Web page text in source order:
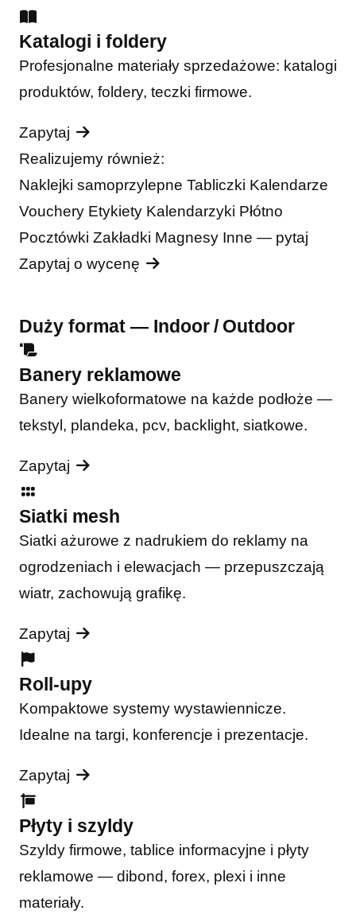
Katalogi i foldery
Profesjonalne materiały sprzedażowe: katalogi
produktów, foldery, teczki firmowe.
Zapytaj
Realizujemy również:
Naklejki samoprzylepne Tabliczki Kalendarze
Vouchery Etykiety Kalendarzyki Płótno
Pocztówki Zakładki Magnesy Inne — pytaj
Zapytaj o wycenę
Duży format — Indoor / Outdoor
Banery reklamowe
Banery wielkoformatowe na każde podłoże —
tekstyl, plandeka, pcv, backlight, siatkowe.
Zapytaj
Siatki mesh
Siatki ażurowe z nadrukiem do reklamy na
ogrodzeniach i elewacjach — przepuszczają
wiatr, zachowują grafikę.
Zapytaj
Roll-upy
Kompaktowe systemy wystawiennicze.
Idealne na targi, konferencje i prezentacje.
Zapytaj
Płyty i szyldy
Szyldy firmowe, tablice informacyjne i płyty
reklamowe — dibond, forex, plexi i inne
materiały.